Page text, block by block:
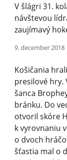
V šlágri 31.
návštevou
zaujímavý
9. december 2018
Košičania
presilové hry.
šanca
bránku. Do
otvoril skóre
k vyrovnaniu
o dvoch
šťastia mal o